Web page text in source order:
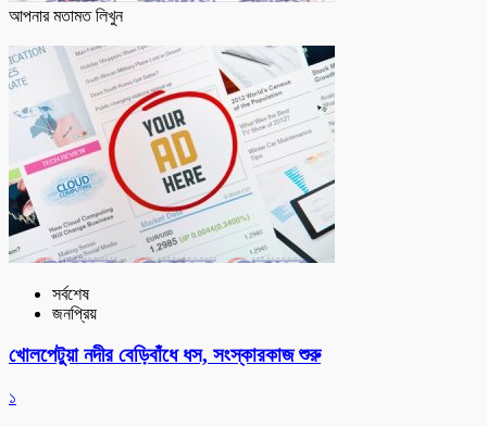
আপনার মতামত লিখুন
সর্বশেষ
জনপ্রিয়
খোলপেটুয়া নদীর বেড়িবাঁধে ধস, সংস্কারকাজ শুরু
১